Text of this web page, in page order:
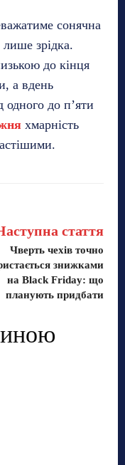
сонячна
лише зрідка.
до кінця
а вдень
одного до п’яти
хмарність
стаття
Чверть чехів точно
знижками
на Black Friday: що
планують придбати